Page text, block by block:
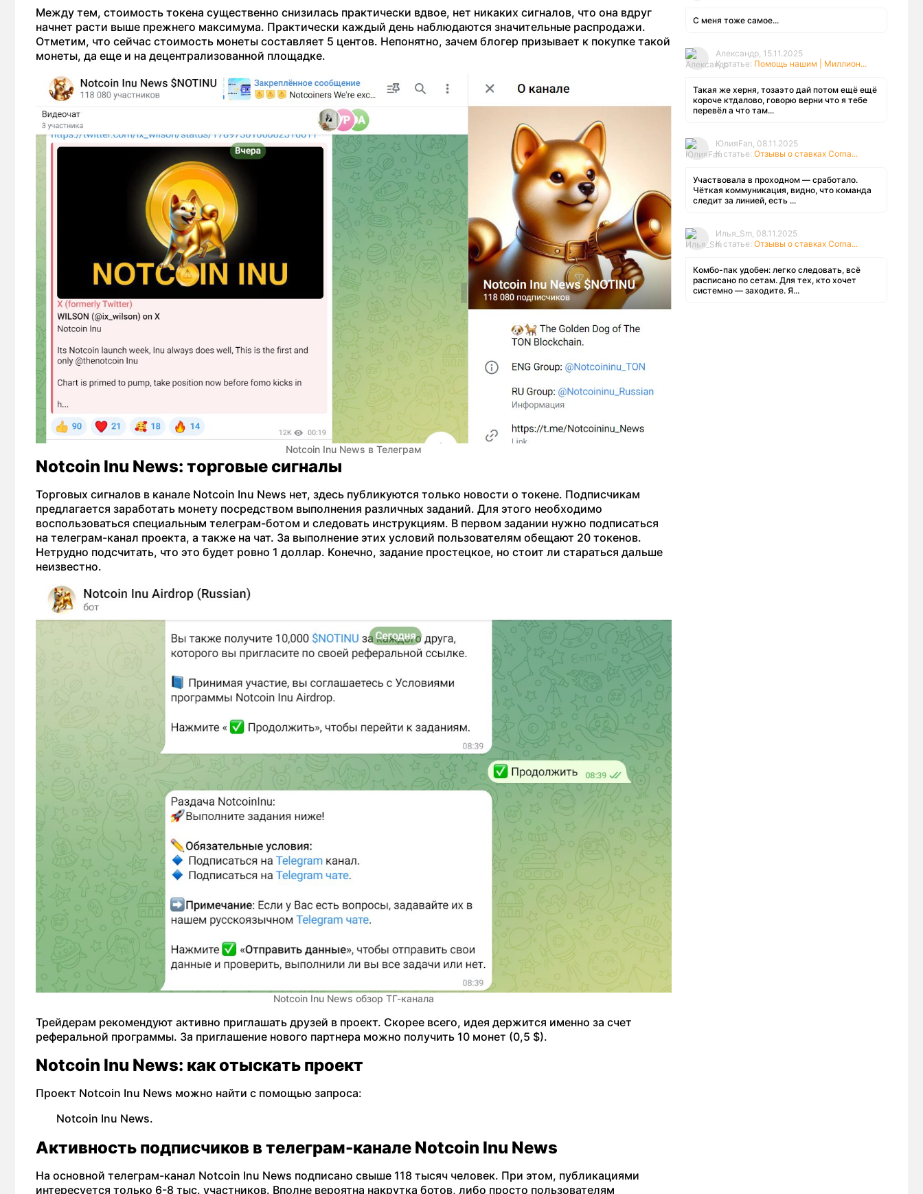
Между тем, стоимость токена существенно снизилась практически вдвое, нет никаких сигналов, что она вдруг
начнет расти выше прежнего максимума. Практически каждый день наблюдаются значительные распродажи.
Отметим, что сейчас стоимость монеты составляет 5 центов. Непонятно, зачем блогер призывает к покупке такой
монеты, да еще и на децентрализованной площадке.
Notcoin Inu News в Телеграм
Notcoin Inu News: торговые сигналы
Торговых сигналов в канале Notcoin Inu News нет, здесь публикуются только новости о токене. Подписчикам
предлагается заработать монету посредством выполнения различных заданий. Для этого необходимо
воспользоваться специальным телеграм-ботом и следовать инструкциям. В первом задании нужно подписаться
на телеграм-канал проекта, а также на чат. За выполнение этих условий пользователям обещают 20 токенов.
Нетрудно подсчитать, что это будет ровно 1 доллар. Конечно, задание простецкое, но стоит ли стараться дальше
неизвестно.
Notcoin Inu News обзор ТГ-канала
Трейдерам рекомендуют активно приглашать друзей в проект. Скорее всего, идея держится именно за счет
реферальной программы. За приглашение нового партнера можно получить 10 монет (0,5 $).
Notcoin Inu News: как отыскать проект
Проект Notcoin Inu News можно найти с помощью запроса:
Notcoin Inu News.
Активность подписчиков в телеграм-канале Notcoin Inu News
На основной телеграм-канал Notcoin Inu News подписано свыше 118 тысяч человек. При этом, публикациями
интересуется только 6-8 тыс. участников. Вполне вероятна накрутка ботов, либо просто пользователям
С меня тоже самое...
Александр, 15.11.2025
К статье: Помощь нашим | Миллион...
Такая же херня, тозаэто дай потом ещё ещё
короче ктдалово, говорю верни что я тебе
перевёл а что там...
ЮлияFan, 08.11.2025
К статье: Отзывы о ставках Corna...
Участвовала в проходном — сработало.
Чёткая коммуникация, видно, что команда
следит за линией, есть ...
Илья_Sm, 08.11.2025
К статье: Отзывы о ставках Corna...
Комбо-пак удобен: легко следовать, всё
расписано по сетам. Для тех, кто хочет
системно — заходите. Я...